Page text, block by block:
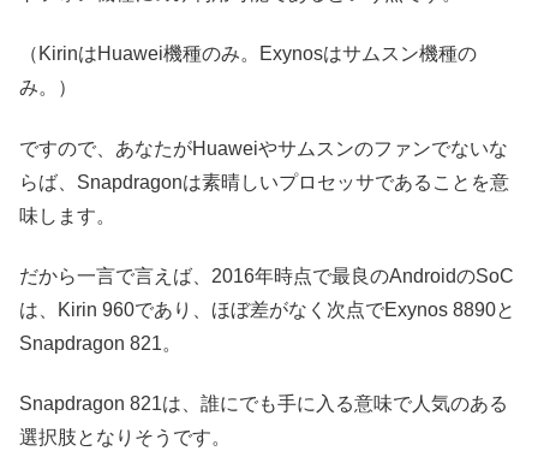
（KirinはHuawei機種のみ。Exynosはサムスン機種の
み。）
ですので、あなたがHuaweiやサムスンのファンでないな
らば、Snapdragonは素晴しいプロセッサであることを意
味します。
だから一言で言えば、2016年時点で最良のAndroidのSoC
は、Kirin 960であり、ほぼ差がなく次点でExynos 8890と
Snapdragon 821。
Snapdragon 821は、誰にでも手に入る意味で 人気のある
選択肢となりそうです。